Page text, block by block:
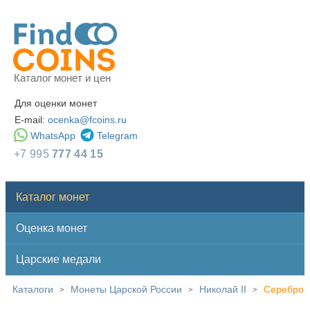
Каталог монет и цен
Для оценки монет
E-mail: ocenka@fcoins.ru
WhatsApp
Telegram
+7 995777 44 15
Каталог монет
Оценка монет
Царские медали
Каталоги > Монеты Царской России > Николай II > Серебро